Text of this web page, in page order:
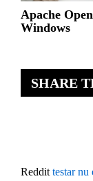
SHARE
Reddit testar nu
Apache
Windows